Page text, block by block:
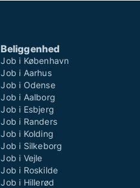
Beliggenhed
Job i København
Job i Aarhus
Job i Odense
Job i Aalborg
Job i Esbjerg
Job i Randers
Job i Kolding
Job i Silkeborg
Job i Vejle
Job i Roskilde
Job i Hillerød